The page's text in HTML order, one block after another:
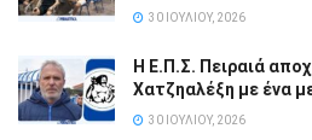
30 ΙΟΥΛΊΟΥ, 2026
Η Ε.Π.Σ. Πειραιά
Χατζηαλέξη με ένα
30 ΙΟΥΛΊΟΥ, 2026